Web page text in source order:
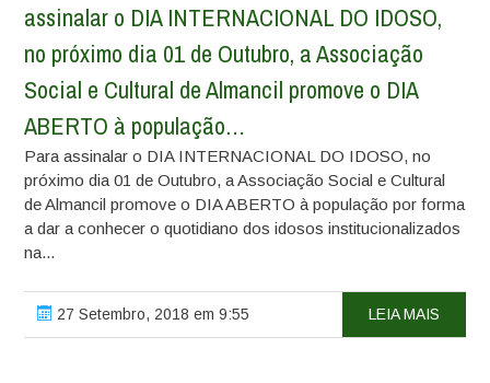
assinalar o DIA INTERNACIONAL DO IDOSO,
no próximo dia 01 de Outubro, a Associação
Social e Cultural de Almancil promove o DIA
ABERTO à população…
Para assinalar o DIA INTERNACIONAL DO IDOSO, no
próximo dia 01 de Outubro, a Associação Social e Cultural
de Almancil promove o DIA ABERTO à população por forma
a dar a conhecer o quotidiano dos idosos institucionalizados
na...
27 Setembro, 2018 em 9:55 LEIA MAIS